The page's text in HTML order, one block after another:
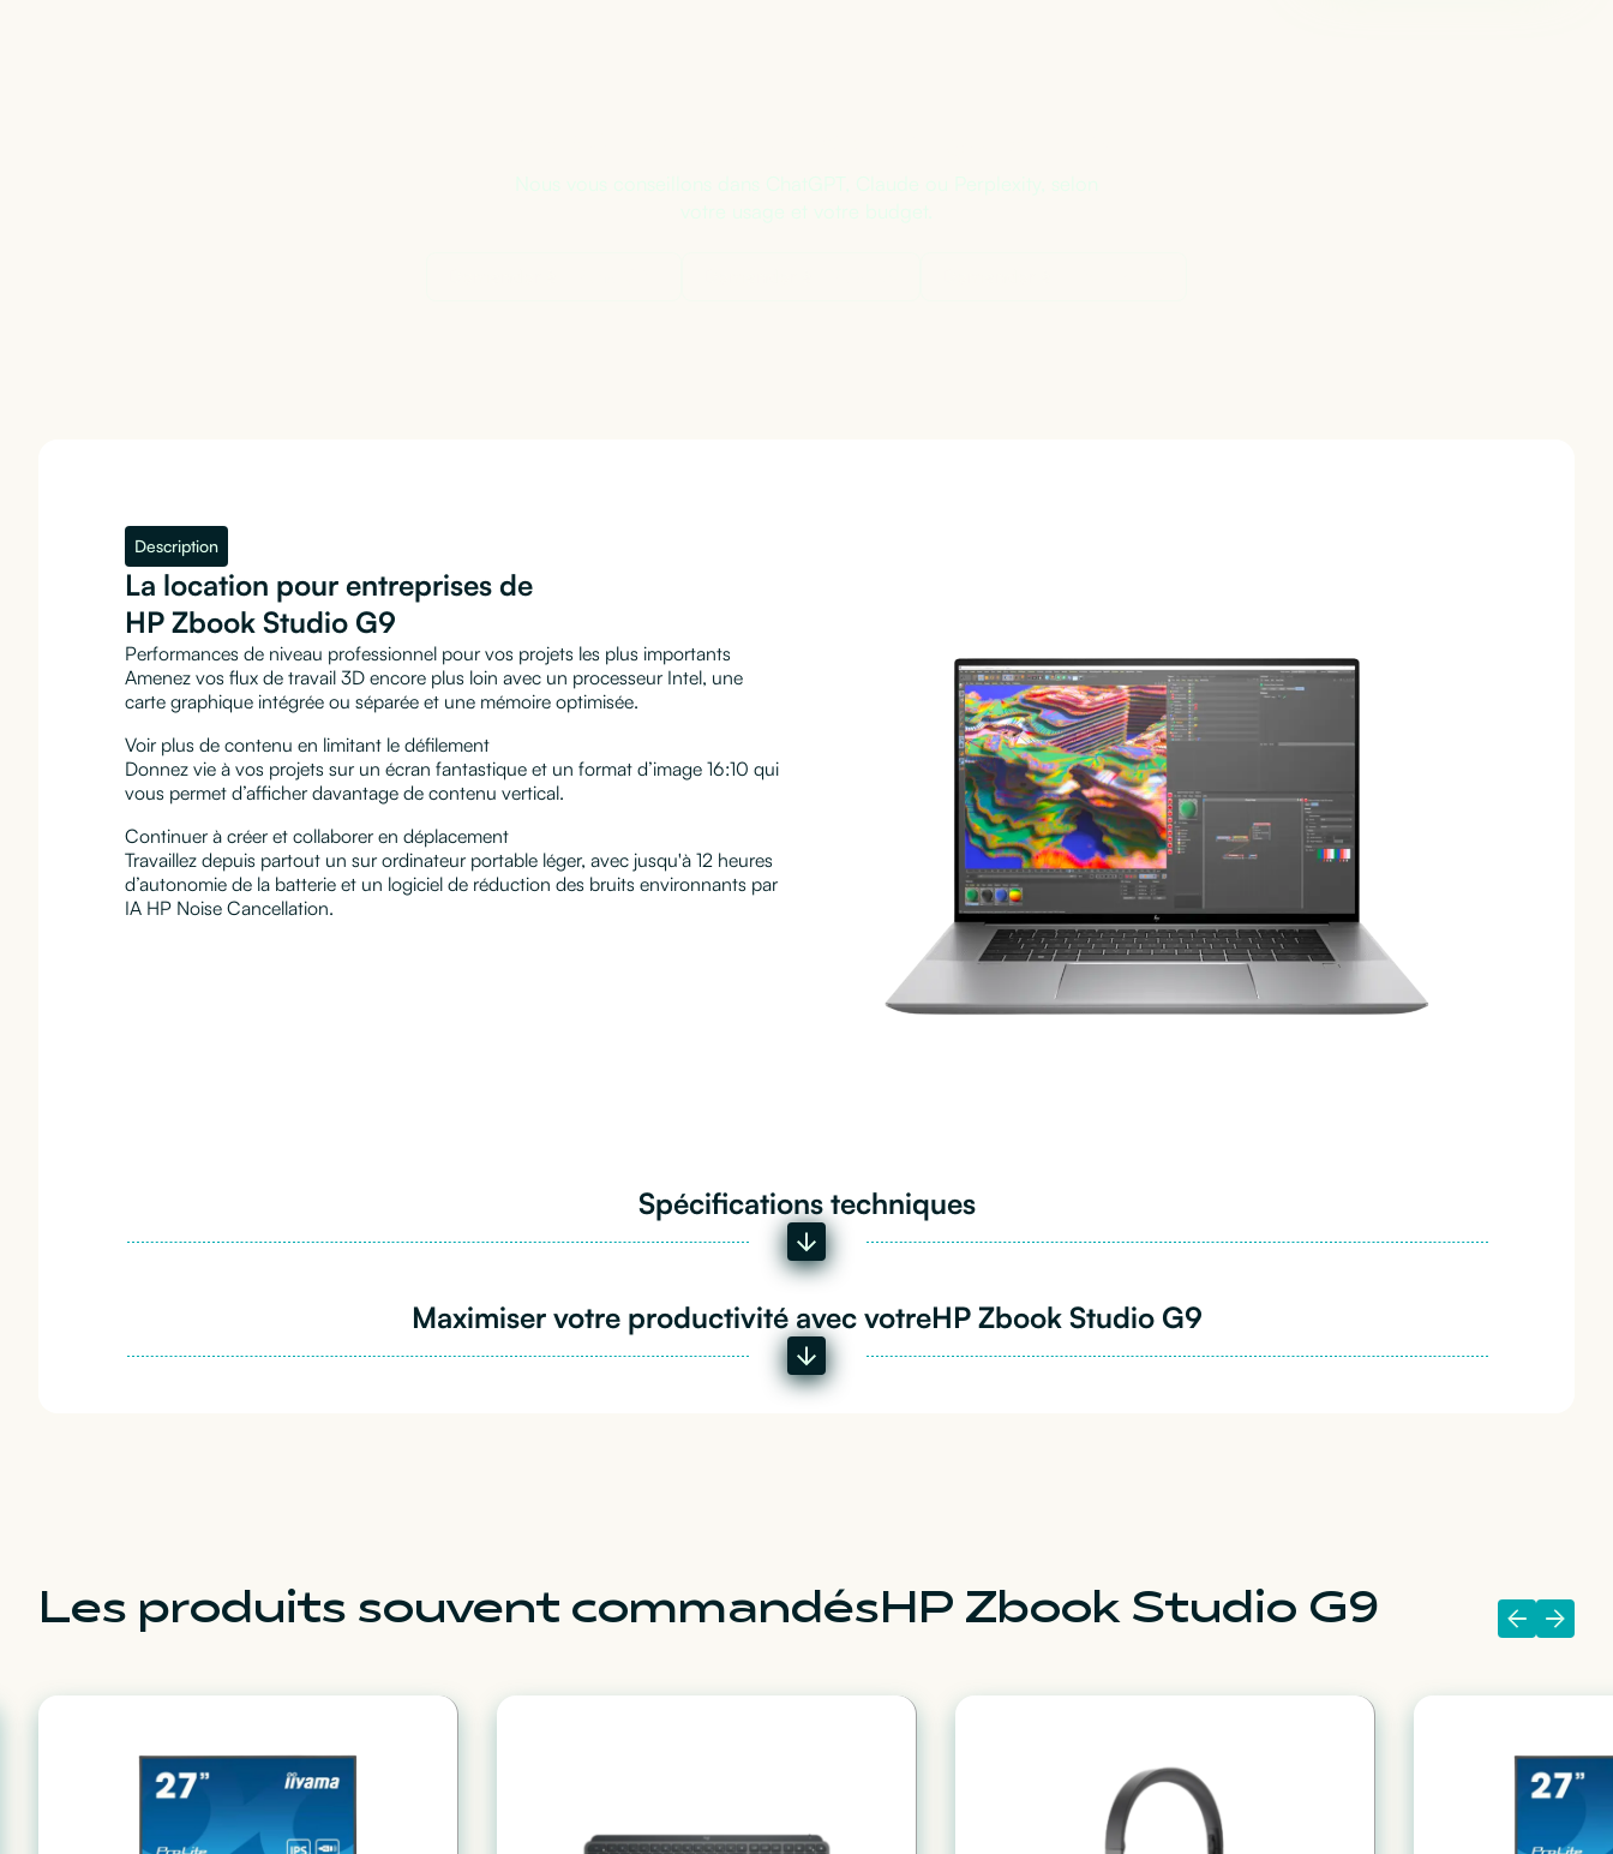
Description
La location pour entreprises de
HP Zbook Studio G9
Performances de niveau professionnel pour vos projets les plus importants
Amenez vos flux de travail 3D encore plus loin avec un processeur Intel, une
carte graphique intégrée ou séparée et une mémoire optimisée.
Voir plus de contenu en limitant le défilement
Donnez vie à vos projets sur un écran fantastique et un format d’image 16:10 qui
vous permet d’afficher davantage de contenu vertical.
Continuer à créer et collaborer en déplacement
Travaillez depuis partout un sur ordinateur portable léger, avec jusqu'à 12 heures
d’autonomie de la batterie et un logiciel de réduction des bruits environnants par
IA HP Noise Cancellation.
Spécifications techniques
Maximiser votre productivité avec votreHP Zbook Studio G9
Les produits souvent commandésHP Zbook Studio G9